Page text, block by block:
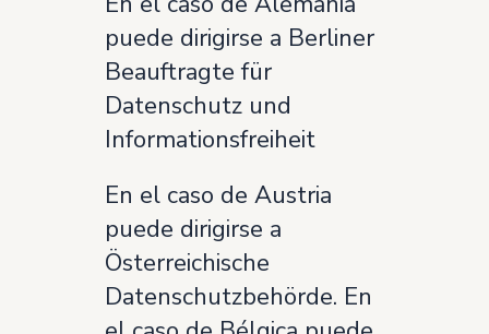
puede dirigirse a Berliner
Beauftragte für
Datenschutz und
Informationsfreiheit
En el caso de Austria
puede dirigirse a
Österreichische
Datenschutzbehörde. En